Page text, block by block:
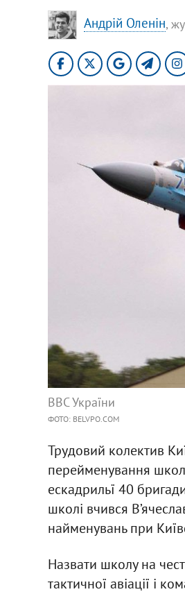
Андрій Оленін,
ВВС України
ФОТО: BELVPO.COM
Трудовий колектив
перейменування
ескадрильї 40
школі вчився
найменувань при
Назвати школу на
тактичної авіації і